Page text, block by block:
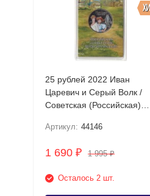
25 рублей 2022 Иван
Царевич и Серый Волк /
Советская (Российская)
блистере
Артикул: 44146
1 690 ₽ 1 995₽
Осталось 2 шт.